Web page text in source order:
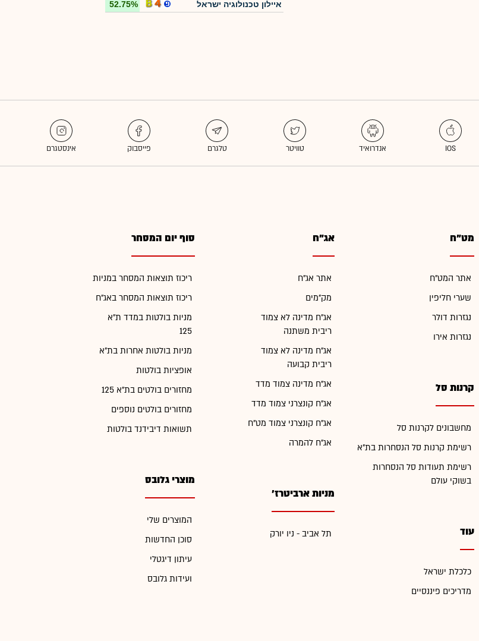
איילון טכנולוגיה ישראל
52.75%
מט"ח
אתר המט"ח
שערי חליפין
נגזרות דולר
נגזרות אירו
קרנות סל
מחשבונים לקרנות סל
רשימת קרנות סל הנסחרות בת"א
רשימת תעודות סל הנסחרות
בשוקי עולם
עוד
כלכלת ישראל
מדריכים פיננסיים
אג"ח
אתר אג"ח
מק"מים
אג"ח מדינה לא צמוד
ריבית משתנה
אג"ח מדינה לא צמוד
ריבית קבועה
אג"ח מדינה צמוד מדד
אג"ח קונצרני צמוד מדד
אג"ח קונצרני צמוד מט"ח
אג"ח להמרה
מניות ארביטרז'
תל אביב - ניו יורק
סוף יום המסחר
ריכוז תוצאות המסחר במניות
ריכוז תוצאות המסחר באג"ח
מניות בולטות במדד ת"א
125
מניות בולטות אחרות בת"א
אופציות בולטות
מחזורים בולטים בת"א 125
מחזורים בולטים נוספים
תשואות דיבידנד בולטות
מוצרי גלובס
המוצרים שלי
סוכן החדשות
עיתון דיגטלי
ועידות גלובס